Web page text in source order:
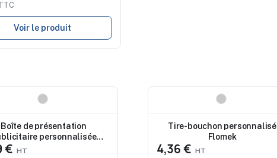
Voir le produit
Boîte de présentation
personnalisée
€
Tire-bouchon personnalisé
Flomek
4,36 €